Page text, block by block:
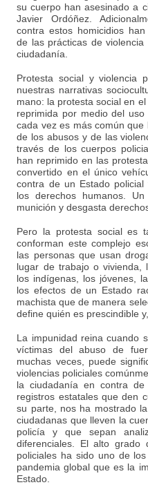
su cuerpo han asesinado a
Javier Ordóñez.
contra estos homicidios
de las prácticas de
ciudadanía.
Protesta social y violencia
nuestras narrativas
mano: la protesta social en
reprimida por medio del
cada vez es más común
de los abusos y de las
través de los cuerpos
han reprimido en las
convertido en el único
contra de un Estado
los derechos humanos.
munición y desgasta
Pero la protesta social es
conforman este complejo
las personas que usan
lugar de trabajo o vivienda,
los indígenas, los jóvenes,
los efectos de un Estado
machista que de manera
define quién es prescindible
La impunidad reina cuando
víctimas del abuso de
muchas veces, puede
violencias policiales
la ciudadanía en contra
registros estatales que den
su parte, nos ha mostrado
ciudadanas que lleven la
policía y que sepan
diferenciales. El alto grado
policiales ha sido uno de
pandemia global que es la
Estado.